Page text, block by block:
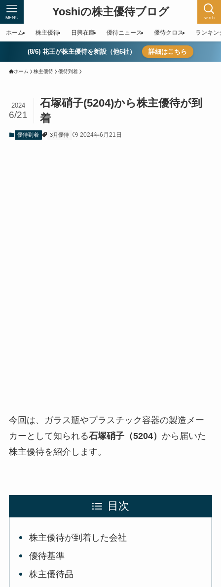
Yoshiの株主優待ブログ serch
MENU
ホーム 株主優待 日興在庫 優待ニュース 優待クロス ランキン
(8/6) 花王が株主優待を新設（他6社） 詳細はこちら
ホーム 株主優待 優待到着
石塚硝子(5204)から株主優待が到
着
2024
6/21
優待到着 3月優待 2024年6月21日
今回は、ガラス瓶やプラスチック容器の製造メー
カーとして知られる石塚硝子（5204） から届いた
株主優待を紹介します。
目次
株主優待が到着した会社
優待基準
株主優待品